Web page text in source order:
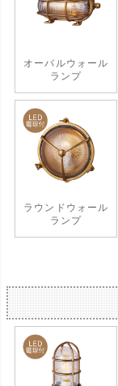
オーバルウォール
ランプ
ラウンドウォール
ランプ